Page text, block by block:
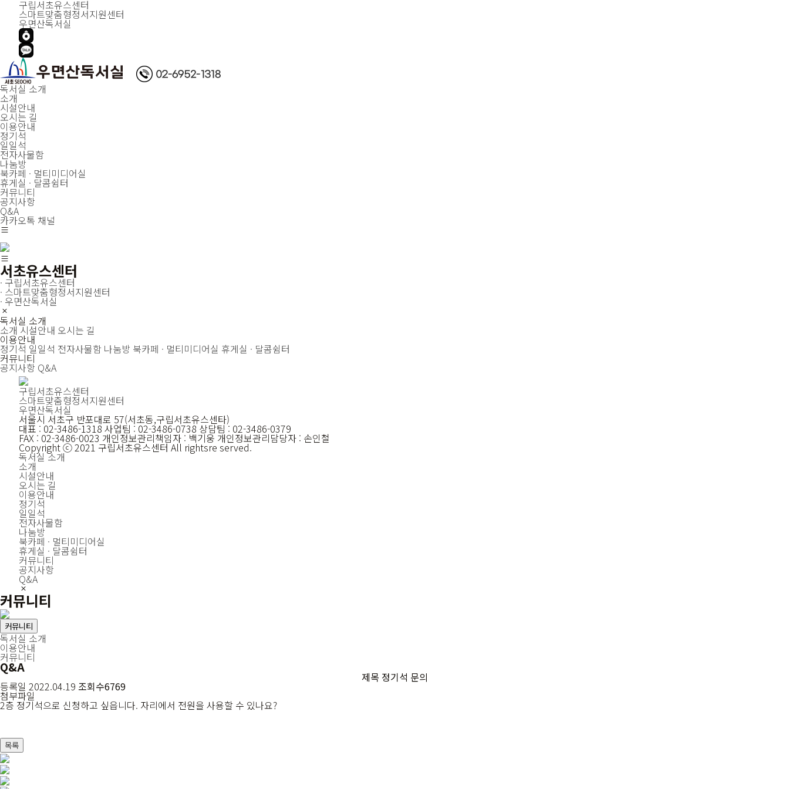
구립서초유스센터
스마트맞춤형정서지원센터
우면산독서실
독서실 소개
소개
시설안내
오시는 길
이용안내
정기석
일일석
전자사물함
나눔방
북카페 · 멀티미디어실
휴게실 · 달콤쉼터
커뮤니티
공지사항
Q&A
카카오톡 채널
서초유스센터
· 구립서초유스센터
· 스마트맞춤형정서지원센터
· 우면산독서실
독서실 소개
소개 시설안내 오시는 길
이용안내
정기석 일일석 전자사물함 나눔방 북카페 · 멀티미디어실 휴게실 · 달콤쉼터
커뮤니티
공지사항 Q&A
구립서초유스센터
스마트맞춤형정서지원센터
우면산독서실
서울시 서초구 반포대로 57(서초동,구립서초유스센타)
대표 : 02-3486-1318 사업팀 : 02-3486-0738 상담팀 : 02-3486-0379
FAX : 02-3486-0023 개인정보관리책임자 : 백기웅 개인정보관리담당자 : 손인철
Copyright ⓒ 2021 구립서초유스센터 All rightsre served.
독서실 소개
소개
시설안내
오시는 길
이용안내
정기석
일일석
전자사물함
나눔방
북카페 · 멀티미디어실
휴게실 · 달콤쉼터
커뮤니티
공지사항
Q&A
커뮤니티
커뮤니티
독서실 소개
이용안내
커뮤니티
Q&A
제목 정기석 문의
등록일 2022.04.19 조회수6769
첨부파일
2층 정기석으로 신청하고 싶읍니다. 자리에서 전원을 사용할 수 있나요?
목록